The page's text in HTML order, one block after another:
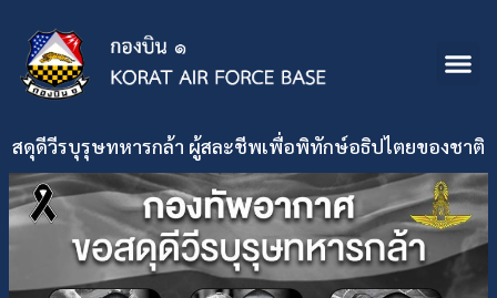
สดุดีวีรบุรุษทหารกล้า ผู้สละชีพเพื่อพิทักษ์อธิปไตยของชาติ